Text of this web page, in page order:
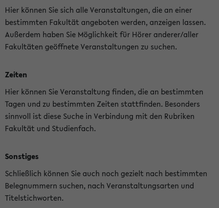
Hier können Sie sich alle Veranstaltungen, die an einer
bestimmten Fakultät angeboten werden, anzeigen lassen.
Außerdem haben Sie Möglichkeit für Hörer anderer/aller
Fakultäten geöffnete Veranstaltungen zu suchen.
Zeiten
Hier können Sie Veranstaltung finden, die an bestimmten
Tagen und zu bestimmten Zeiten stattfinden. Besonders
sinnvoll ist diese Suche in Verbindung mit den Rubriken
Fakultät und Studienfach.
Sonstiges
Schließlich können Sie auch noch gezielt nach bestimmten
Belegnummern suchen, nach Veranstaltungsarten und
Titelstichworten.